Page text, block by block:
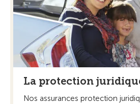
La protection
Nos assurances protection